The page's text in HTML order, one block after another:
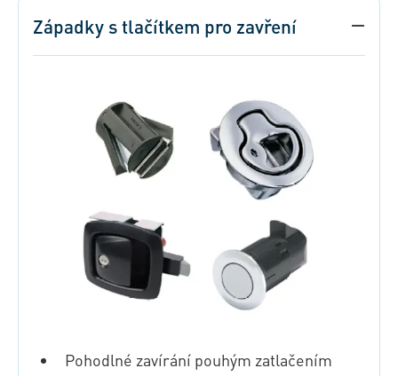
Západky s tlačítkem pro zavření
Pohodlné zavírání pouhým zatlačením